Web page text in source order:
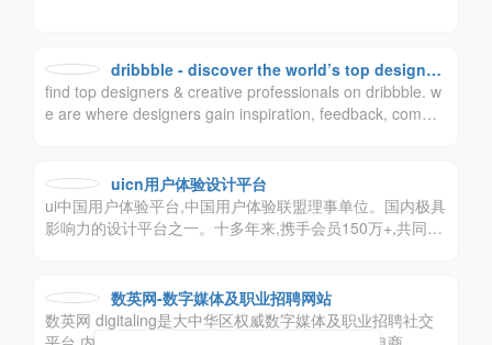
dribbble - discover the world’s top designer
s & creative professionals
find top designers & creative professionals on dribbble. w
e are where designers gain inspiration, feedback, commu
uicn用户体验设计平台
ui中国用户体验平台,中国用户体验联盟理事单位。国内极具
影响力的设计平台之一。十多年来,携手会员150万+,共同致
数英网-数字媒体及职业招聘网站
数英网 digitaling是大中华区权威数字媒体及职业招聘社交